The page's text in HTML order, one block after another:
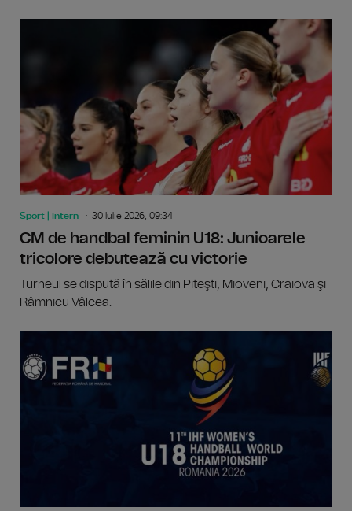
Sport | intern 30 Iulie 2026, 09:34
CM de handbal feminin U18: Junioarele
tricolore debutează cu victorie
Turneul se dispută în sălile din Piteşti, Mioveni, Craiova şi
Râmnicu Vâlcea.